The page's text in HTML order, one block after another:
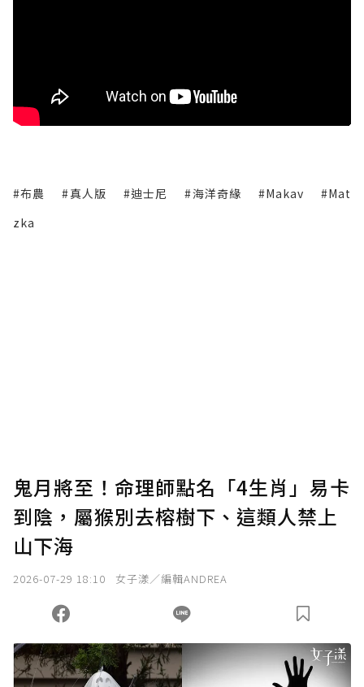
#布農 #真人版 #迪士尼 #海洋奇緣 #Makav
#Mat
zka
鬼月將至！命理師點名「4生肖」易卡
到陰，屬猴別去榕樹下、這類人禁上
山下海
2026-07-29 18:10 女子漾／編輯ANDREA